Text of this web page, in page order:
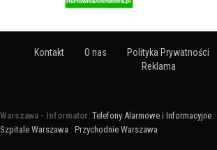
Kontakt O nas Polityka Prywatności
Reklama
Warszawa - Informator: Telefony Alarmowe i Informacyjne :
Szpitale Warszawa : Przychodnie Warszawa